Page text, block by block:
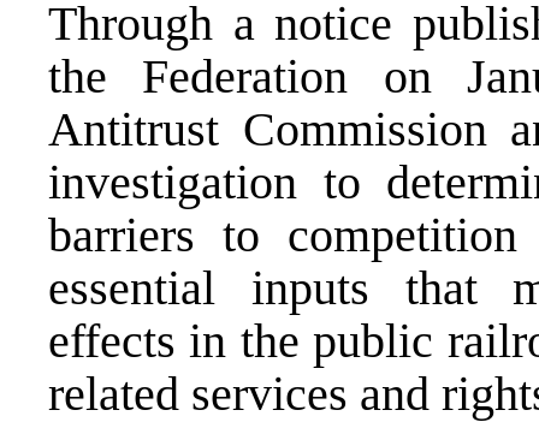
Through a notice
the Federation on
Antitrust Commission
investigation to
barriers to
essential inputs that
effects in the public
related services and